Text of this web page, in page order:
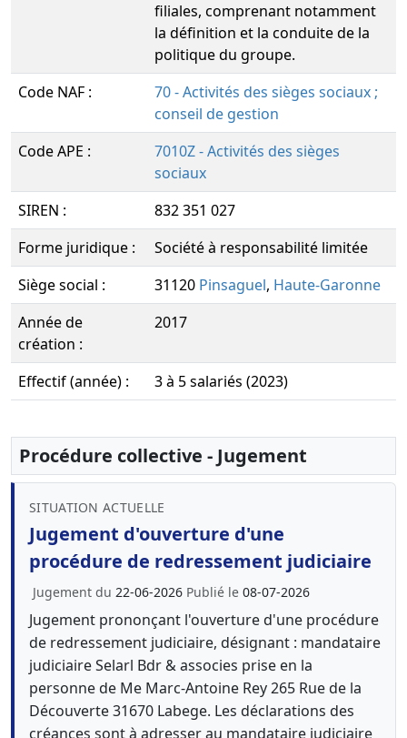
filiales, comprenant notamment
la définition et la conduite de la
politique du groupe.
Code NAF :
70 - Activités des sièges sociaux ;
conseil de gestion
Code APE :
7010Z - Activités des sièges
sociaux
SIREN :
832 351 027
Forme juridique :
Société à responsabilité limitée
Siège social :
31120 Pinsaguel, Haute-Garonne
Année de
création :
2017
Effectif (année) : 3 à 5 salariés (2023)
Procédure collective - Jugement
SITUATION ACTUELLE
Jugement d'ouverture d'une
procédure de redressement judiciaire
Jugement du 22-06-2026 Publié le 08-07-2026
Jugement prononçant l'ouverture d'une procédure
de redressement judiciaire, désignant : mandataire
judiciaire Selarl Bdr & associes prise en la
personne de Me Marc-Antoine Rey 265 Rue de la
Découverte 31670 Labege. Les déclarations des
créances sont à adresser au mandataire judiciaire